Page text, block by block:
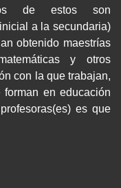
de estos son
a la secundaria)
obtenido maestrías
y otros
con la que trabajan,
en educación
es que